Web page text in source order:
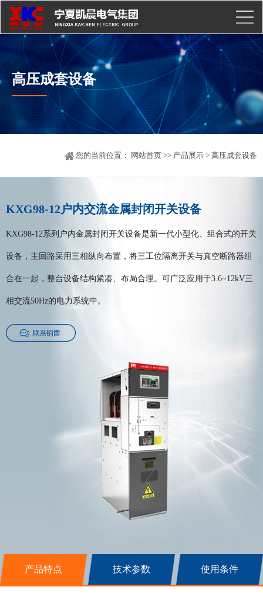
高压成套设备
您的当前位置： 网站首页 >> 产品展示 > 高压成套设备
KXG98-12户内交流金属封闭开关设备
KXG98-12系列户内金属封闭开关设备是新一代小型化、组合式的开关
设备，主回路采用三相纵向布置，将三工位隔离开关与真空断路器组
合在一起，整台设备结构紧凑、布局合理。可广泛应用于3.6~12kV三
相交流50Hz的电力系统中。
产品特点 技术参数 使用条件